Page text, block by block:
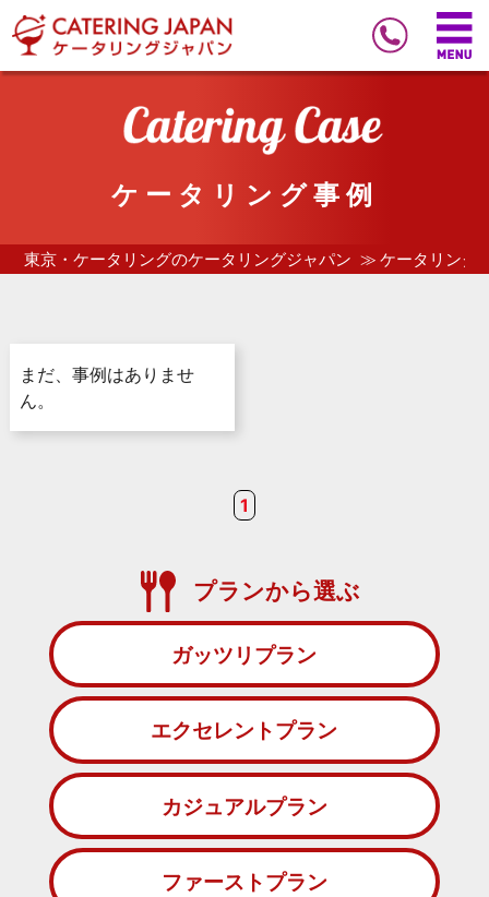
ケータリング事例
東京・ケータリングのケータリングジャパン ケータリング
まだ、事例はありませ
ん。
1
プランから選ぶ
ガッツリプラン
エクセレントプラン
カジュアルプラン
ファーストプラン